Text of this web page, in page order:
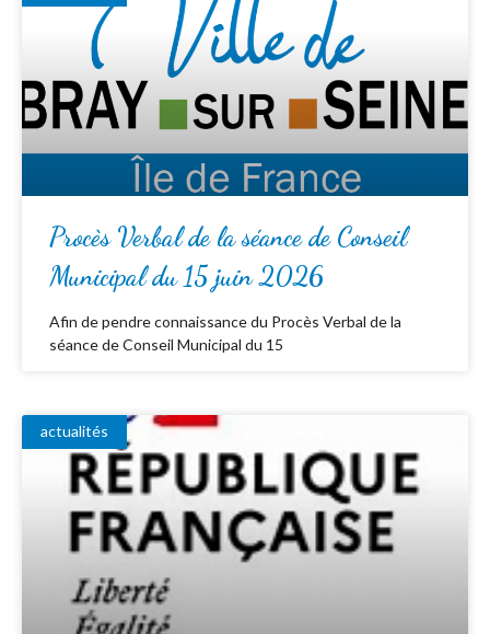
Procès Verbal de la séance de Conseil
Municipal du 15 juin 2026
Afin de pendre connaissance du Procès Verbal de la
séance de Conseil Municipal du 15
actualités